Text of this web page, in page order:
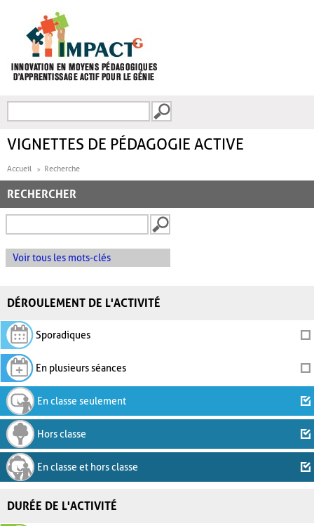
FORMULAIRE DE
VIGNETTES DE PÉDAGOGIE ACTIVE
Accueil Recherche
RECHERCHER
Voir tous les mots-clés
DÉROULEMENT DE L'ACTIVITÉ
Sporadiques
En plusieurs séances
En classe seulement
Hors classe
En classe et hors classe
DURÉE DE L'ACTIVITÉ